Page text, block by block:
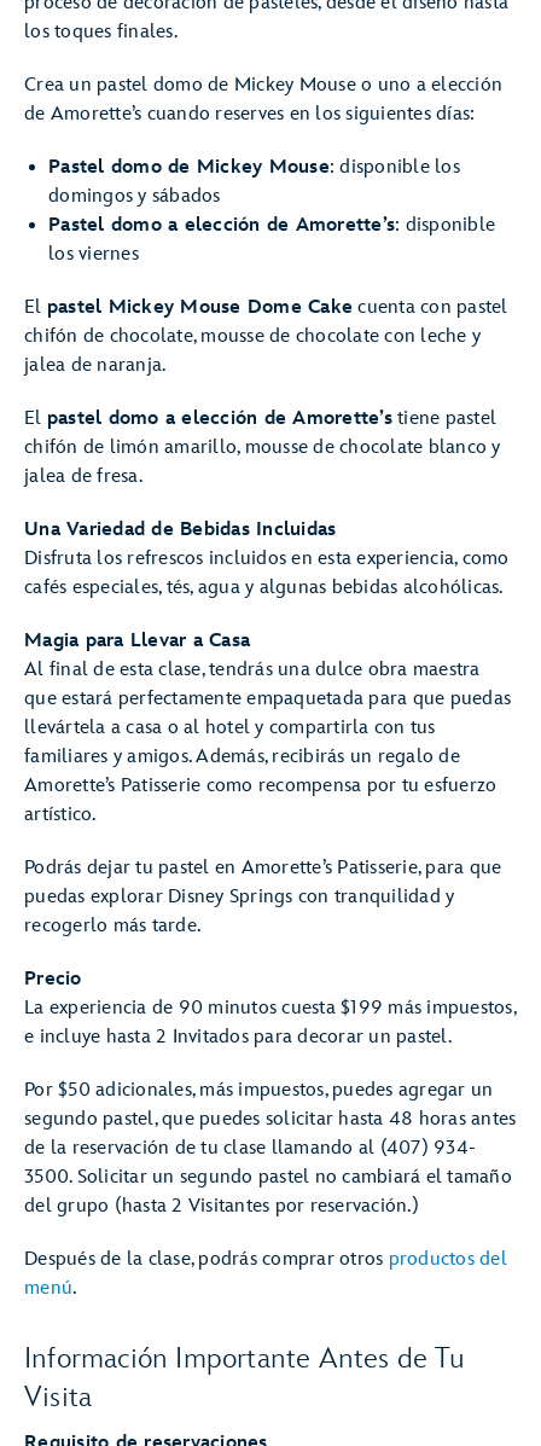
los toques finales.
Crea un pastel domo de Mickey Mouse o uno a elección
de Amorette’s cuando reserves en los siguientes días:
Pastel domo de Mickey Mouse: disponible los
domingos y sábados
Pastel domo a elección de Amorette’s: disponible
los viernes
El pastel Mickey Mouse Dome Cake cuenta con pastel
chifón de chocolate, mousse de chocolate con leche y
jalea de naranja.
El pastel domo a elección de Amorette’stiene pastel
chifón de limón amarillo, mousse de chocolate blanco y
jalea de fresa.
Una Variedad de Bebidas Incluidas
Disfruta los refrescos incluidos en esta experiencia, como
cafés especiales, tés, agua y algunas bebidas alcohólicas.
Magia para Llevar a Casa
Al final de esta clase, tendrás una dulce obra maestra
que estará perfectamente empaquetada para que puedas
llevártela a casa o al hotel y compartirla con tus
familiares y amigos. Además, recibirás un regalo de
Amorette’s Patisserie como recompensa por tu esfuerzo
artístico.
Podrás dejar tu pastel en Amorette’s Patisserie, para que
puedas explorar Disney Springs con tranquilidad y
recogerlo más tarde.
Precio
La experiencia de 90 minutos cuesta $199 más impuestos,
e incluye hasta 2 Invitados para decorar un pastel.
Por $50 adicionales, más impuestos, puedes agregar un
segundo pastel, que puedes solicitar hasta 48 horas antes
de la reservación de tu clase llamando al (407) 934-
3500. Solicitar un segundo pastel no cambiará el tamaño
del grupo (hasta 2 Visitantes por reservación.)
Después de la clase, podrás comprar otros productos del
menú.
Información Importante Antes de Tu
Visita